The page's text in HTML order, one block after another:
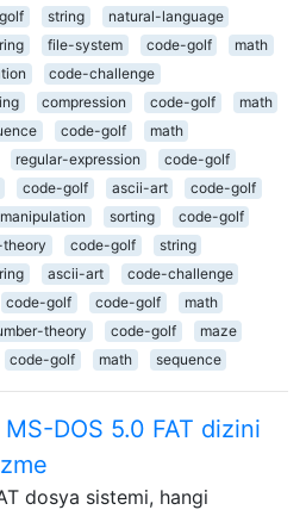
string
natural-language
file-system code-golf
math
code-challenge
compression code-golf
math
code-golf
math
regular-expression
code-golf
code-golf ascii-art
code-golf
sorting
code-golf
code-golf
string
ascii-art
code-challenge
code-golf code-golf
math
theory code-golf
maze
code-golf math sequence
DOS 5.0 FAT dizini
dosya sistemi, hangi